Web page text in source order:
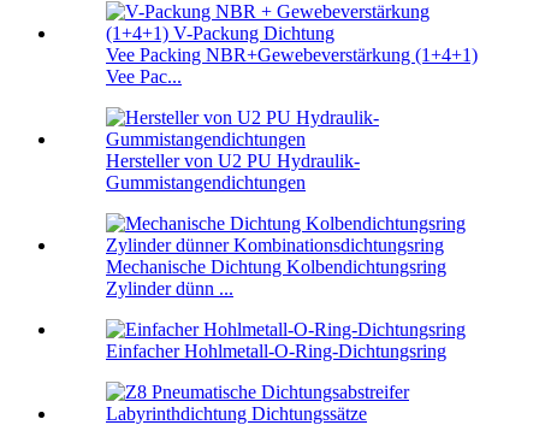
Vee Packing NBR+Gewebeverstärkung (1+4+1)
Vee Pac...
Hersteller von U2 PU Hydraulik-
Gummistangendichtungen
Mechanische Dichtung Kolbendichtungsring
Zylinder dünn ...
Einfacher Hohlmetall-O-Ring-Dichtungsring